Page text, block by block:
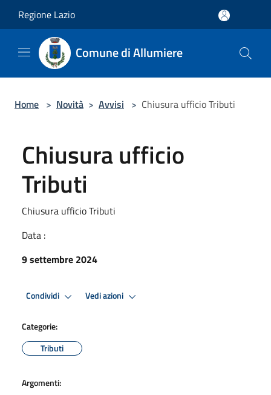
Regione Lazio
Comune di Allumiere
Home > Novità > Avvisi > Chiusura ufficio Tributi
Chiusura ufficio
Tributi
Chiusura ufficio Tributi
Data :
9 settembre 2024
Condividi Vedi azioni
Categorie:
Tributi
Argomenti: